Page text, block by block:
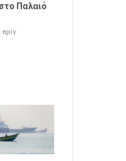
Παλαιό
πρίν